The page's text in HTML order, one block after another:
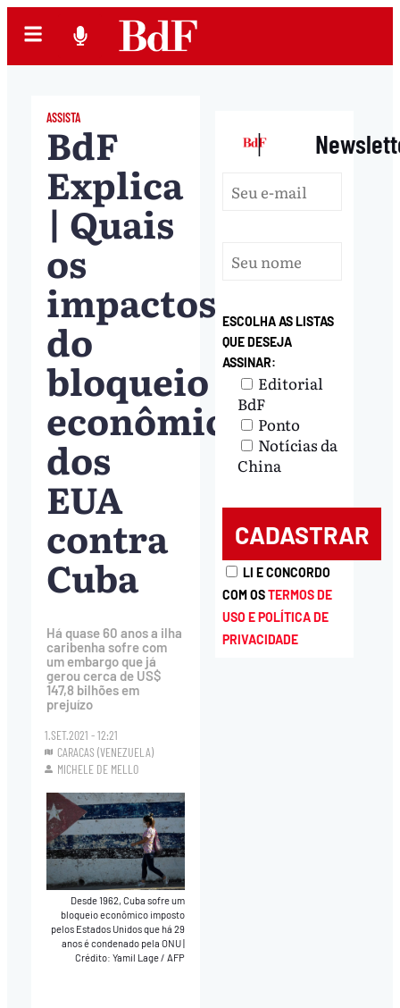
ASSISTA
BdF
Explica
| Quais
os
impactos
do
bloqueio
econômico
dos
EUA
contra
Cuba
Há quase 60 anos a ilha
caribenha sofre com
um embargo que já
gerou cerca de US$
147,8 bilhões em
prejuízo
1.SET.2021 - 12:21
CARACAS (VENEZUELA)
MICHELE DE MELLO
Desde 1962, Cuba sofre um
bloqueio econômico imposto
pelos Estados Unidos que há 29
anos é condenado pela ONU|
Crédito: Yamil Lage / AFP
|
ESCOLHA AS LISTAS
QUE DESEJA
ASSINAR:
Editorial
BdF
Ponto
Notícias da
China
LI E CONCORDO
COM OSTERMOS DE
USO E POLÍTICA DE
PRIVACIDADE